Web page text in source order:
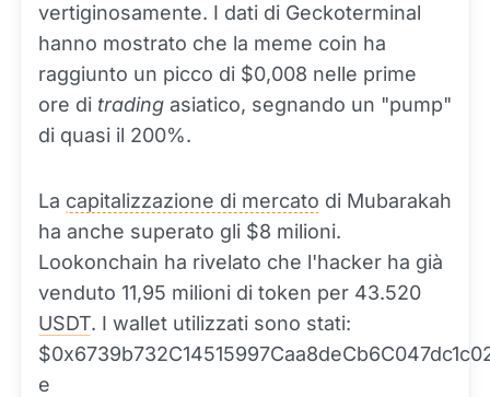
vertiginosamente. I dati di Geckoterminal
hanno mostrato che la meme coin ha
raggiunto un picco di $0,008 nelle prime
ore di trading asiatico, segnando un "pump"
di quasi il 200%.
La capitalizzazione di mercato di Mubarakah
ha anche superato gli $8 milioni.
Lookonchain ha rivelato che l'hacker ha già
venduto 11,95 milioni di token per 43.520
USDT. I wallet utilizzati sono stati:
e